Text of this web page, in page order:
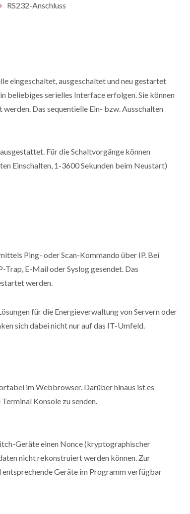
RS232-Anschluss
eingeschaltet, ausgeschaltet und neu gestartet
beliebiges serielles Interface erfolgen. Sie können
Das sequentielle Ein- bzw. Ausschalten
Für die Schaltvorgänge können
Einschalten, 1-3600 Sekunden beim Neustart)
Ping- oder Scan-Kommando über IP. Bei
E-Mail oder Syslog gesendet. Das
werden.
für die Energieverwaltung von Servern oder
sich dabei nicht nur auf das IT-Umfeld.
im Webbrowser. Darüber hinaus ist es
Konsole zu senden.
Geräte einen Nonce (kryptographischer
nicht rekonstruiert werden können. Zur
Geräte im Programm verfügbar